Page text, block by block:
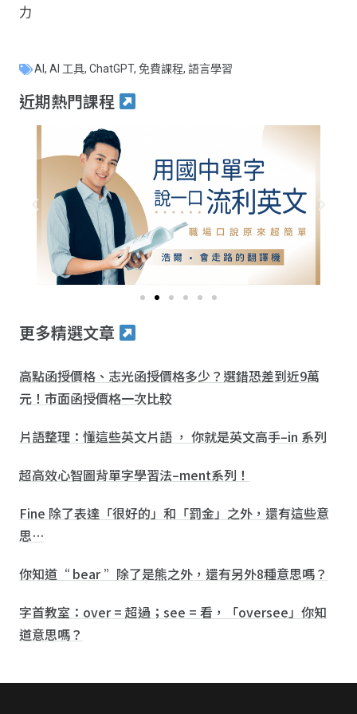
力
AI , AI 工具, ChatGPT, 免費課程, 語言學習
近期熱門課程
更多精選文章
高點函授價格、志光函授價格多少？選錯恐差到近9萬
元！市面函授價格一次比較
片語整理：懂這些英文片語 ， 你就是英文高手–in 系列
超高效心智圖背單字學習法–ment系列！
Fine 除了表達「很好的」和「罰金」之外，還有這些意
思…
你知道“ bear ”除了是熊之外，還有另外8種意思嗎？
字首教室：over = 超過；see = 看，「oversee」你知
道意思嗎？